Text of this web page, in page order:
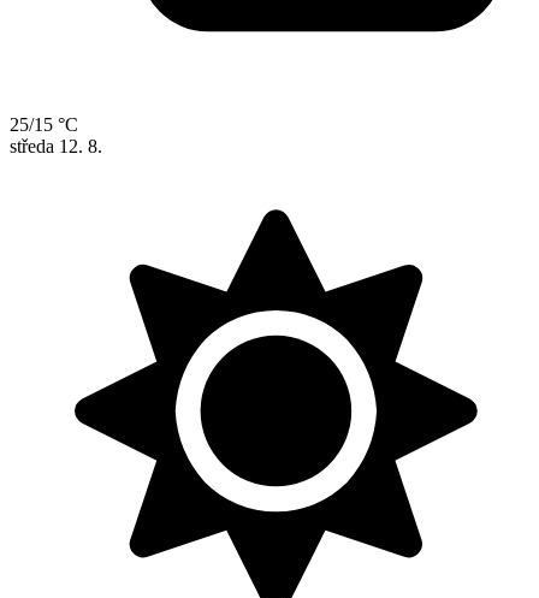
25/15 °C
středa 12. 8.